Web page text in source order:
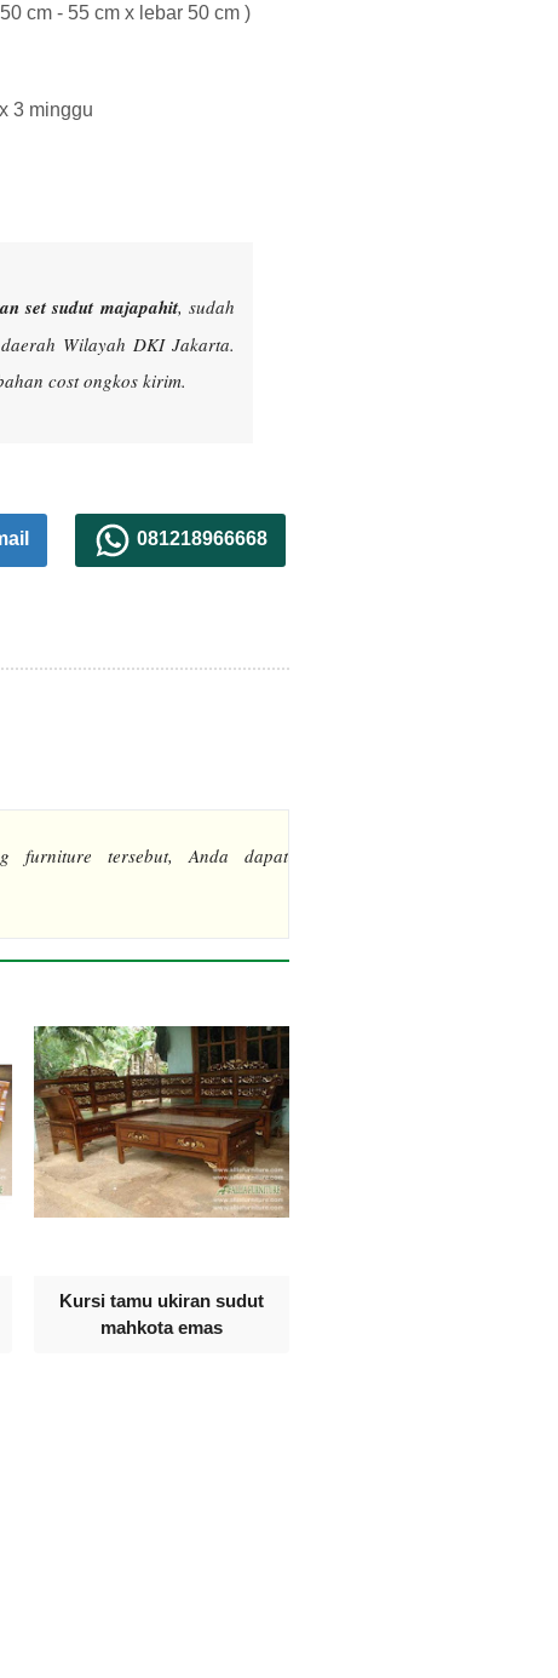
cm - 55 cm x lebar 50 cm )
3 minggu
set sudut majapahit, sudah
Wilayah DKI Jakarta.
cost ongkos kirim.
081218966668
furniture tersebut, Anda dapat
Kursi tamu ukiran sudut
mahkota emas